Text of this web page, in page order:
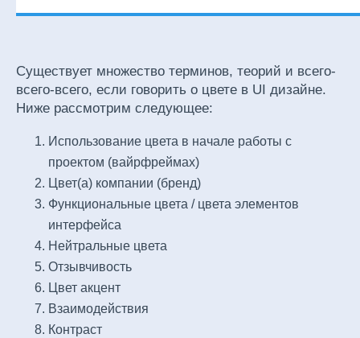
Существует множество терминов, теорий и всего-
всего-всего, если говорить о цвете в UI дизайне.
Ниже рассмотрим следующее:
Использование цвета в начале работы с
проектом (вайрфреймах)
Цвет(а) компании (бренд)
Функциональные цвета / цвета элементов
интерфейса
Нейтральные цвета
Отзывчивость
Цвет акцент
Взаимодействия
Контраст